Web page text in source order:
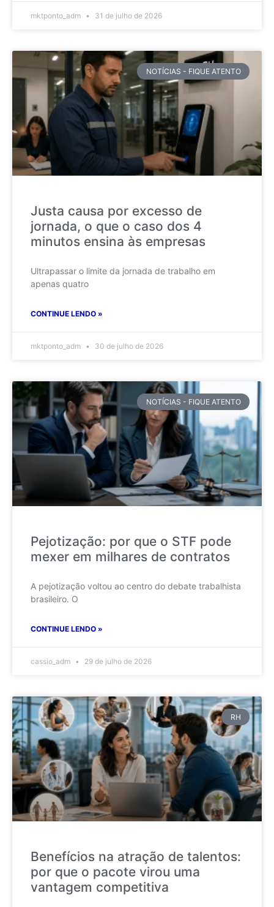
mktponto_adm 31 de julho de 2026
NOTÍCIAS - FIQUE ATENTO
Justa causa por excesso de
jornada, o que o caso dos 4
minutos ensina às empresas
Ultrapassar o limite da jornada de trabalho em
apenas quatro
CONTINUE LENDO »
mktponto_adm 30 de julho de 2026
NOTÍCIAS - FIQUE ATENTO
Pejotização: por que o STF pode
mexer em milhares de contratos
A pejotização voltou ao centro do debate trabalhista
brasileiro. O
CONTINUE LENDO »
cassio_adm 29 de julho de 2026
RH
Benefícios na atração de talentos:
por que o pacote virou uma
vantagem competitiva